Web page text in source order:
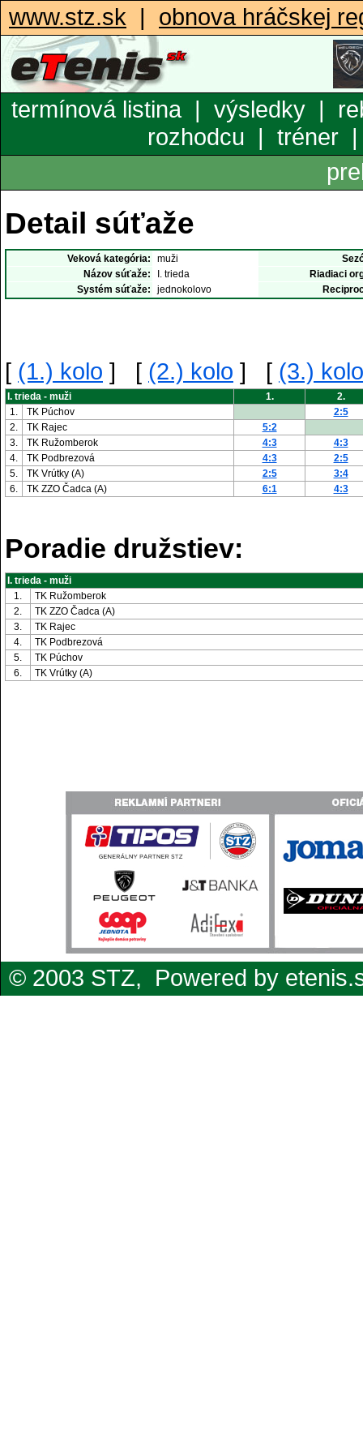
www.stz.sk | obnova hráčskej
termínová listina| výsledky |
rozhodcu | tréner
Detail súťaže
Veková kategória: muži
Názov súťaže:
I. trieda
Riadiaci
Systém súťaže:
jednokolovo
[ (1.) kolo ] [ (2.) kolo ] [ (3.) kolo
I. trieda - muži 1.
2.
1.
TK Púchov
2:5
2.
TK Rajec
5:2
3.
TK Ružomberok 4:3
4:3
4.
TK Podbrezová 4:3
2:5
5.
TK Vrútky (A) 2:5
3:4
6.
TK ZZO Čadca (A) 6:1 4:3
Poradie družstiev:
I. trieda - muži
1.
TK Ružomberok
2.
TK ZZO Čadca (A)
3.
TK Rajec
4.
TK Podbrezová
5.
TK Púchov
6.
TK Vrútky (A)
© 2003 STZ, Powered by